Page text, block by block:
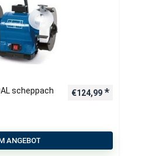
scheppach
€124,99
ANGEBOT